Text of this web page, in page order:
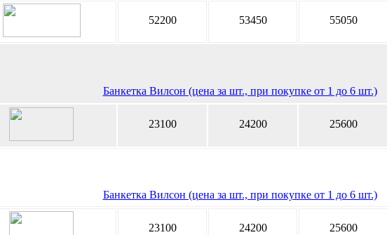
52200 53450 55050
Банкетка Вилсон (цена за шт., при покупке от 1 до 6 шт.)
23100 24200 25600
Банкетка Вилсон (цена за шт., при покупке от 1 до 6 шт.)
23100 24200 25600